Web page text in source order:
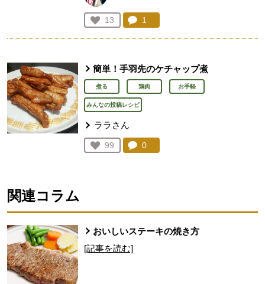
お気に入り登録：
13
人が登録
コメント：
1
簡単！手羽先のケチャップ煮
煮る 鶏肉 お手軽
みんなの投稿レシピ
ララさん
お気に入り登録：
99
人が登録
コメント：
0
関連コラム
おいしいステーキの焼き方
[記事を読む]